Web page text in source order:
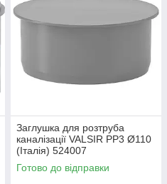
Заглушка для розтруба
каналізації VALSIR PP3 Ø110
(Італія) 524007
Готово до відправки